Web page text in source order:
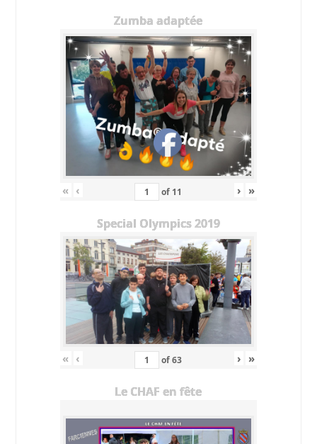
Zumba adaptée
« ‹ of 11 › »
Special Olympics 2019
« ‹ of63 › »
Le CHAF en fête